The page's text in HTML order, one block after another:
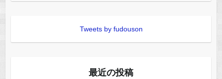
Tweets by fudouson
最近の投稿